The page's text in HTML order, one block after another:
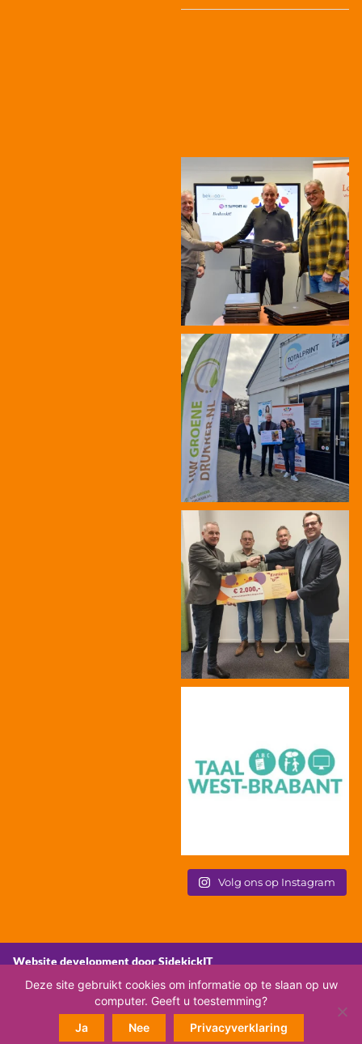
Volg ons op Instagram
Website development door SidekickIT
Deze site gebruikt cookies om informatie op te slaan op uw
computer. Geeft u toestemming?
Ja
Nee Privacyverklaring